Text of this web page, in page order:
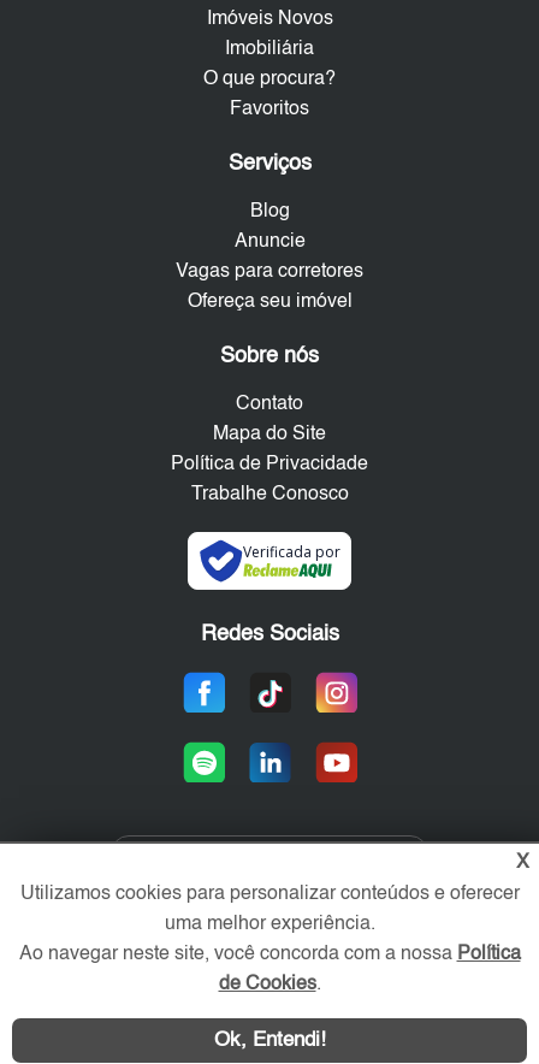
WhatsApp Contatar
Imóveis Novos
Imobiliária
O que procura?
Favoritos
Serviços
Blog
Anuncie
Vagas para corretores
Ofereça seu imóvel
Sobre nós
Contato
Mapa do Site
Política de Privacidade
Trabalhe Conosco
Verificada por
Redes Sociais
Área exclusiva aos anunciantes,
acesse sua conta:
X
Utilizamos cookies para personalizar conteúdos e oferecer
uma melhor experiência.
Ao navegar neste site, você concorda com a nossa Política
de Cookies.
Ok, Entendi!